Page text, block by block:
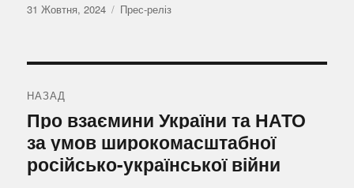
Оприлюднено
31 Жовтня, 2024 Категорії
Прес-реліз
записів
НАЗАД
Попередній
запис:
Про взаємини України та НАТО
за умов широкомасштабної
російсько-української війни